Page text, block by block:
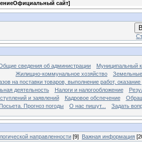
сайт]
сведения об администрации
Муниципальный
Жилищно-коммунальное хозяйство
на поставки товаров, выполнение работ,
деятельность
Налоги и налогообложение
и заявлений
Кадровое обспечение
Прогноз погоды
О нас пишут... Задать
направленности [9] Важная информация